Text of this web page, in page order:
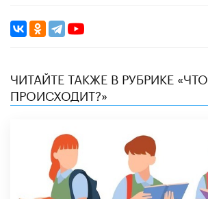
ЧИТАЙТЕ ТАКЖЕ В РУБРИКЕ «ЧТО
ПРОИСХОДИТ?»